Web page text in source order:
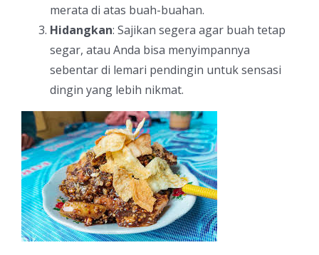
merata di atas buah-buahan.
Hidangkan: Sajikan segera agar buah tetap
segar, atau Anda bisa menyimpannya
sebentar di lemari pendingin untuk sensasi
dingin yang lebih nikmat.